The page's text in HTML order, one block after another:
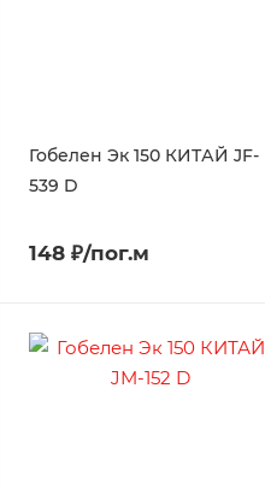
Гобелен Эк 150 КИТАЙ JF-
539 D
148 ₽/пог.м